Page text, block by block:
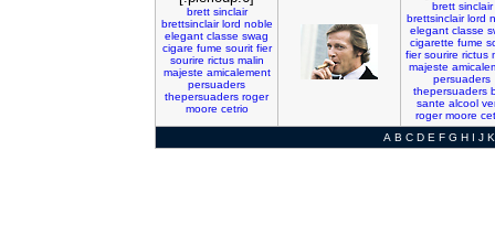
brett sinclair
brettsinclair lord noble
elegant classe swag
cigare fume sourit fier
sourire rictus malin
majeste amicalement
persuaders
thepersuaders roger
moore cetrio
brett sinclair
brettsinclair lord
elegant classe
cigarette fume
fier sourire rictus
majeste
persuaders
thepersuaders
sante alcool
roger moore
A B C D E F G H I J K